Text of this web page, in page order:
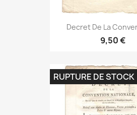
Decret De La
9,50 €
RUPTURE DE STOCK